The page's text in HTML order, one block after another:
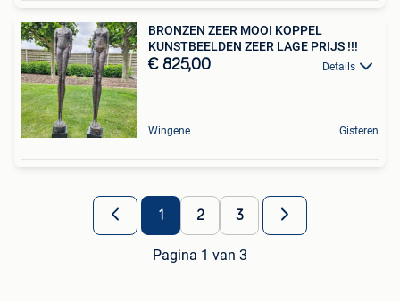
BRONZEN ZEER MOOI KOPPEL
KUNSTBEELDEN ZEER LAGE PRIJS !!!
€ 825,00 Details
Wingene Gisteren
1 2 3
Pagina 1 van 3